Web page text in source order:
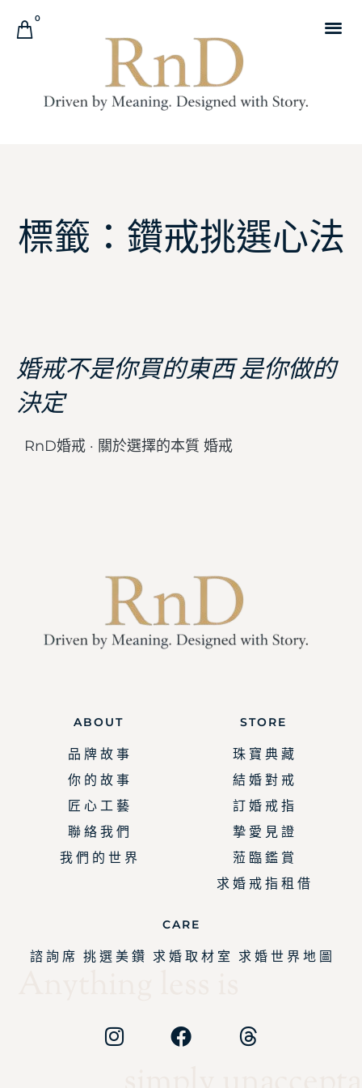
0
標籤：鑽戒挑選心法
婚戒不是你買的東西 是你做的
決定
RnD婚戒 · 關於選擇的本質 婚戒
ABOUT
品 牌 故 事
你 的 故 事
匠 心 工 藝
聯 絡 我 們
我 們 的 世 界
STORE
珠 寶 典 藏
結 婚 對 戒
訂 婚 戒 指
摯 愛 見 證
蒞 臨 鑑 賞
求 婚 戒 指 租 借
CARE
諮 詢 席 挑 選 美 鑽 求 婚 取 材 室 求 婚 世 界 地 圖